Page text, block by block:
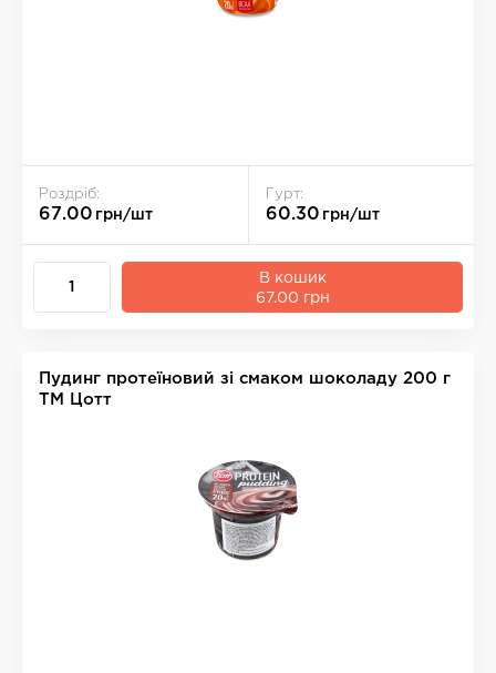
Роздріб:
67.00 грн/шт
Гурт:
60.30 грн/шт
В кошик
67.00 грн
Пудинг протеїновий зі смаком шоколаду 200 г
ТМ Цотт